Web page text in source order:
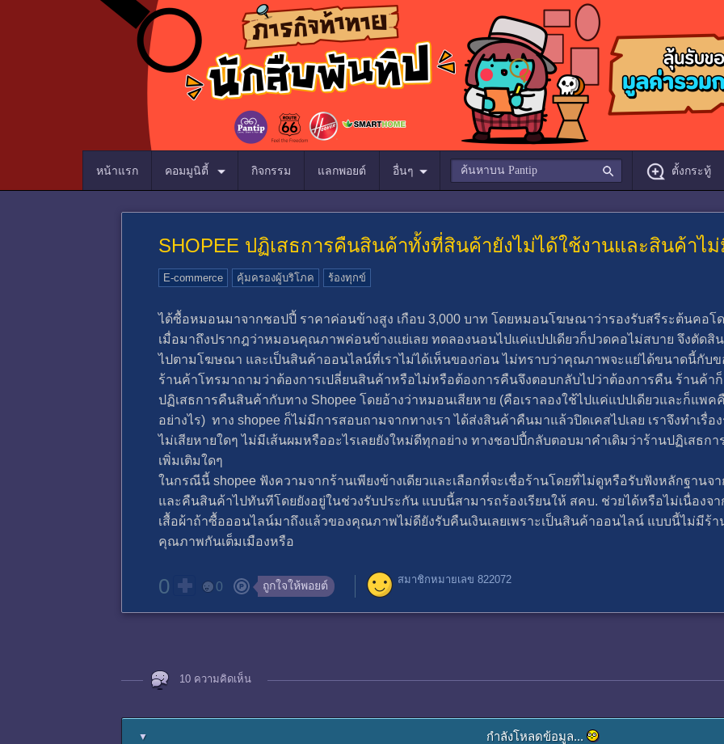
หน้าแรก คอมมูนิตี้ กิจกรรม แลกพอยต์ อื่นๆ ตั้งกระทู้
SHOPEE ปฏิเสธการคืนสินค้าทั้งที่สินค้ายังไม่ได้ใช้งานและสินค้า
E-commerce คุ้มครองผู้บริโภค ร้องทุกข์
ได้ซื้อหมอนมาจากชอปปี้ ราคาค่อนข้างสูง เกือบ 3,000 บาท โดยหมอนโฆษณาว่ารองรับสรีระต้นคอโ
เมื่อมาถึงปรากฎว่าหมอนคุณภาพค่อนข้างแย่เลย ทดลองนอนไปแค่แปปเดียวก็ปวดคอไม่สบาย จึงตัดสิ
ไปตามโฆษณา และเป็นสินค้าออนไลน์ที่เราไม่ได้เห็นของก่อน ไม่ทราบว่าคุณภาพจะแย่ได้ขนาดนี้กับข
ร้านค้าโทรมาถามว่าต้องการเปลี่ยนสินค้าหรือไม่หรือต้องการคืนจึงตอบกลับไปว่าต้องการคืน ร้านค้า
ปฏิเสธการคืนสินค้ากับทาง Shopee โดยอ้างว่าหมอนเสียหาย (คือเราลองใช้ไปแค่แปปเดียวและก็แพค
อย่างไร) ทาง shopee ก็ไม่มีการสอบถามจากทางเรา ได้ส่งสินค้าคืนมาแล้วปิดเคสไปเลย เราจึงทำเรื่
ไม่เสียหายใดๆ ไม่มีเส้นผมหรืออะไรเลยยังใหม่ดีทุกอย่าง ทางชอปปี้กลับตอบมาคำเดิมว่าร้านปฏิเสธ
เพิ่มเติมใดๆ
ในกรณีนี้ shopee ฟังความจากร้านเพียงข้างเดียวและเลือกที่จะเชื่อร้านโดยที่ไม่ดูหรือรับฟังหลักฐาน
และคืนสินค้าไปทันทีโดยยังอยู่ในช่วงรับประกัน แบบนี้สามารถร้องเรียนให้ สคบ. ช่วยได้หรือไม่เนื่องจ
เสื้อผ้าถ้าซื้อออนไลน์มาถึงแล้วของคุณภาพไม่ดียังรับคืนเงินเลยเพราะเป็นสินค้าออนไลน์ แบบนี้ไม่มีร้
คุณภาพกันเต็มเมืองหรือ
0 0 ถูกใจให้พอยต์ สมาชิกหมายเลข 822072
10 ความคิดเห็น
▼ กำลังโหลดข้อมูล...